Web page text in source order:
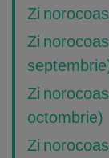
Zi
Zi
Zi
octombrie)
Zi